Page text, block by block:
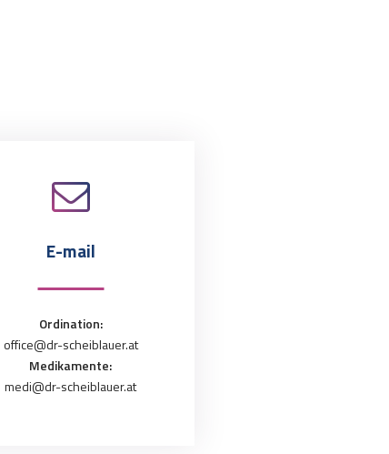
E-mail
Ordination:
office@dr-scheiblauer.at
Medikamente:
medi@dr-scheiblauer.at